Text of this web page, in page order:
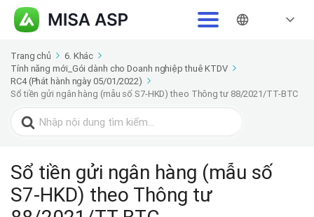
Trang chủ
6. Khác
Tính năng mới_Gói dành cho Doanh nghiệp thuê KTDV
RC4 (Phát hành ngày 05/01/2022)
Sổ tiền gửi ngân hàng (mẫu số S7-HKD) theo Thông tư 88/2021/TT-BTC
Search
for:
Sổ tiền gửi ngân hàng (mẫu số
S7-HKD) theo Thông tư